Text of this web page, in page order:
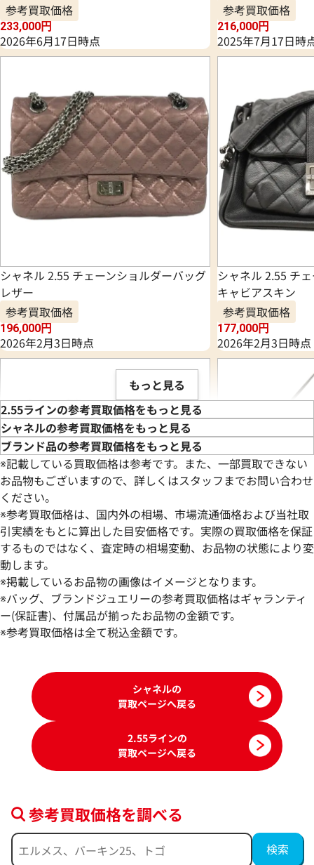
参考買取価格
233,000円
2026年6月17日時点
参考買取価格
216,000円
2025年7月17日時
シャネル 2.55 チェーンショルダーバッグ
レザー
参考買取価格
196,000円
2026年2月3日時点
シャネル 2.55 チ
キャビアスキン
参考買取価格
177,000円
2026年2月3日時点
シャネル 2.55 チェーンショルダーバッグ
レザー
参考買取価格
175,000円
シャネル 2.55 チ
ラムスキン
参考買取価格
もっと見る
2.55ラインの参考買取価格をもっと見る
シャネルの参考買取価格をもっと見る
ブランド品の参考買取価格をもっと見る
※記載している買取価格は参考です。また、一部買取できない
お品物もございますので、詳しくはスタッフまでお問い合わせ
ください。
※参考買取価格は、国内外の相場、市場流通価格および当社取
引実績をもとに算出した目安価格です。実際の買取価格を保証
するものではなく、査定時の相場変動、お品物の状態により変
動します。
※掲載しているお品物の画像はイメージとなります。
※バッグ、ブランドジュエリーの参考買取価格はギャランティ
ー(保証書)、付属品が揃ったお品物の金額です。
※参考買取価格は全て税込金額です。
シャネルの
買取ページへ戻る
2.55ラインの
買取ページへ戻る
参考買取価格を調べる